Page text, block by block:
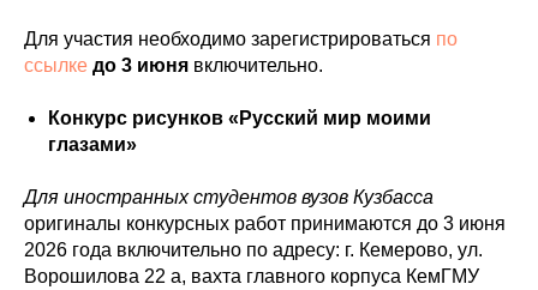
Для участия необходимо зарегистрироваться по
ссылке до 3 июня включительно.
Конкурс рисунков «Русский мир моими
глазами»
Для иностранных студентов вузов Кузбасса
оригиналы конкурсных работ принимаются до 3 июня
2026 года включительно по адресу: г. Кемерово, ул.
Ворошилова 22 а, вахта главного корпуса КемГМУ